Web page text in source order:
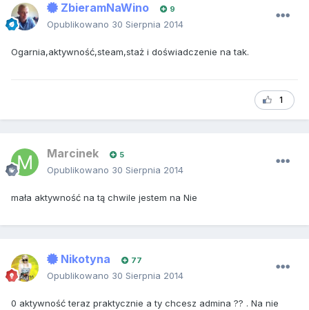
ZbieramNaWino 9
Opublikowano 30 Sierpnia 2014
Ogarnia,aktywność,steam,staż i doświadczenie na tak.
1
Marcinek 5
Opublikowano 30 Sierpnia 2014
mała aktywność na tą chwile jestem na Nie
Nikotyna 77
Opublikowano 30 Sierpnia 2014
0 aktywność teraz praktycznie a ty chcesz admina ?? . Na nie